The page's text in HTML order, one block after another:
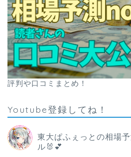
評判や口コミまとめ！
Youtube登録してね！
東大ぱふぇっとの相場
ル🐰💕